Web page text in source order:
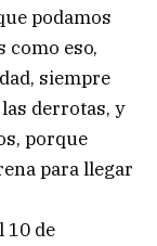
podamos
como eso,
siempre
derrotas, y
porque
para llegar
10 de